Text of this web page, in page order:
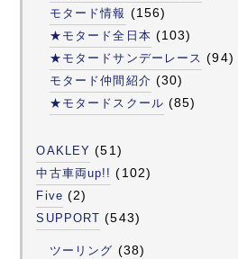
モタード情報 (156)
★モタード全日本 (103)
★モタードサンデーレース (94)
モタード仲間紹介 (30)
★モタードスクール (85)
OAKLEY (51)
中古車両up!! (102)
Five (2)
SUPPORT (543)
ツーリング (38)